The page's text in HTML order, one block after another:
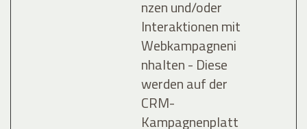
nzen und/oder
Interaktionen mit
Webkampagneni
nhalten - Diese
werden auf der
CRM-
Kampagnenplatt